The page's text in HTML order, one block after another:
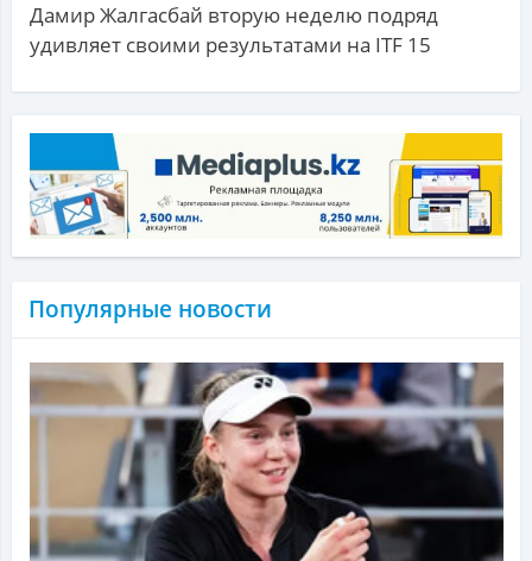
Дамир Жалгасбай вторую неделю подряд
удивляет своими результатами на ITF 15
Популярные новости